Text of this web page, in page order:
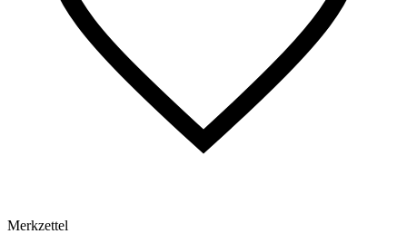
Merkzettel